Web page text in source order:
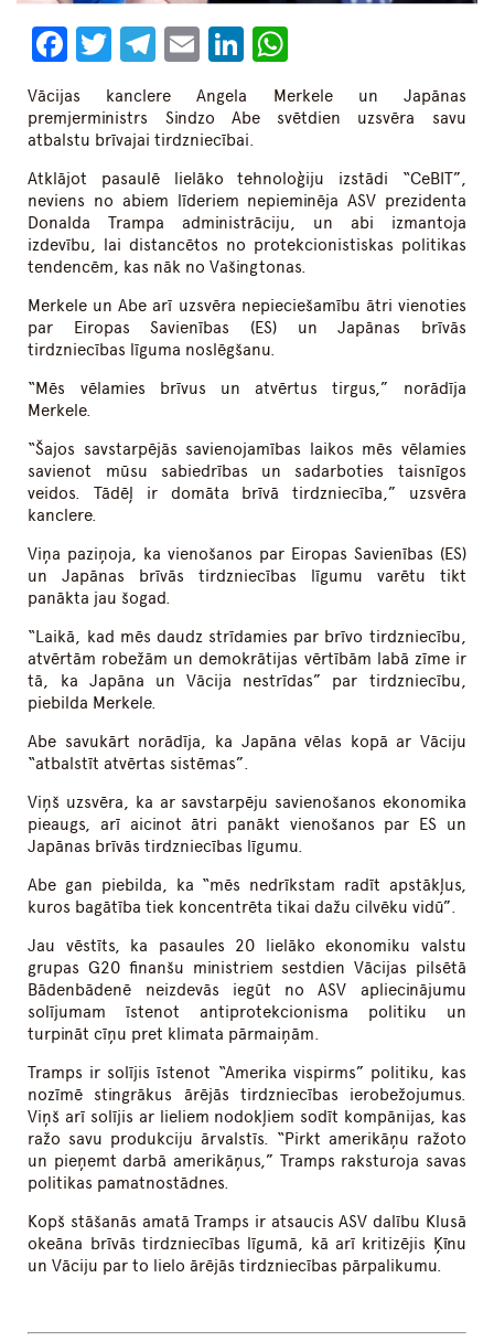
Facebook
Twitter
Telegram
EmailLinkedIn
Vācijas kanclere Angela Merkele un Japānas
premjerministrs Sindzo Abe svētdien uzsvēra savu
atbalstu brīvajai tirdzniecībai.
Atklājot pasaulē lielāko tehnoloģiju izstādi “CeBIT”,
neviens no abiem līderiem nepieminēja ASV prezidenta
Donalda Trampa administrāciju, un abi izmantoja
izdevību, lai distancētos no protekcionistiskas politikas
tendencēm, kas nāk no Vašingtonas.
Merkele un Abe arī uzsvēra nepieciešamību ātri vienoties
par Eiropas Savienības (ES) un Japānas brīvās
tirdzniecības līguma noslēgšanu.
“Mēs vēlamies brīvus un atvērtus tirgus,” norādīja
Merkele.
“Šajos savstarpējās savienojamības laikos mēs vēlamies
savienot mūsu sabiedrības un sadarboties taisnīgos
veidos. Tādēļ ir domāta brīvā tirdzniecība,” uzsvēra
kanclere.
Viņa paziņoja, ka vienošanos par Eiropas Savienības (ES)
un Japānas brīvās tirdzniecības līgumu varētu tikt
panākta jau šogad.
“Laikā, kad mēs daudz strīdamies par brīvo tirdzniecību,
atvērtām robežām un demokrātijas vērtībām labā zīme ir
tā, ka Japāna un Vācija nestrīdas” par tirdzniecību,
piebilda Merkele.
Abe savukārt norādīja, ka Japāna vēlas kopā ar Vāciju
“atbalstīt atvērtas sistēmas”.
Viņš uzsvēra, ka ar savstarpēju savienošanos ekonomika
pieaugs, arī aicinot ātri panākt vienošanos par ES un
Japānas brīvās tirdzniecības līgumu.
Abe gan piebilda, ka “mēs nedrīkstam radīt apstākļus,
kuros bagātība tiek koncentrēta tikai dažu cilvēku vidū”.
Jau vēstīts, ka pasaules 20 lielāko ekonomiku valstu
grupas G20 finanšu ministriem sestdien Vācijas pilsētā
Bādenbādenē neizdevās iegūt no ASV apliecinājumu
solījumam īstenot antiprotekcionisma politiku un
turpināt cīņu pret klimata pārmaiņām.
Tramps ir solījis īstenot “Amerika vispirms” politiku, kas
nozīmē stingrākus ārējās tirdzniecības ierobežojumus.
Viņš arī solījis ar lieliem nodokļiem sodīt kompānijas, kas
ražo savu produkciju ārvalstīs. “Pirkt amerikāņu ražoto
un pieņemt darbā amerikāņus,” Tramps raksturoja savas
politikas pamatnostādnes.
Kopš stāšanās amatā Tramps ir atsaucis ASV dalību Klusā
okeāna brīvās tirdzniecības līgumā, kā arī kritizējis Ķīnu
un Vāciju par to lielo ārējās tirdzniecības pārpalikumu.